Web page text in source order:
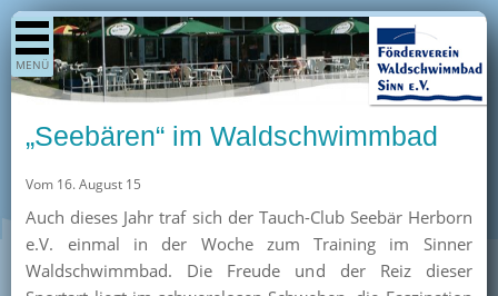
MENÜ
Shop
Aktuelles
Termine
Berichte
Bilder
/ Preise
„Seebären“ im Waldschwimmbad
Vom 16. August 15
Auch dieses Jahr traf sich der Tauch-Club Seebär Herborn
e.V. einmal in der Woche zum Training im Sinner
Waldschwimmbad. Die Freude und der Reiz dieser